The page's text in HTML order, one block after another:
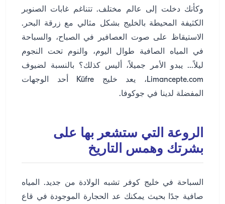
وكأنك دخلت إلى عالم مختلف. تتناغم غابات الصنوبر
الكثيفة المحيطة بالخليج بشكل مثالي مع زرقة البحر.
الاستيقاظ على صوت العصافير في الصباح، والسباحة
في المياه الصافية طوال اليوم، والنوم تحت النجوم
ليلاً... يبدو الأمر جميلاً، أليس كذلك؟ بالنسبة لضيوف
Limancepte.com، يعد خليج Küfre أحد الوجهات
المفضلة لدينا في جوكوفا.
الروعة التي ستشعر بها على
بشرتك وهمس التاريخ
السباحة في خليج كوفر تشبه الولادة من جديد. المياه
صافية جدًا بحيث يمكنك عد الحجارة الموجودة في قاع